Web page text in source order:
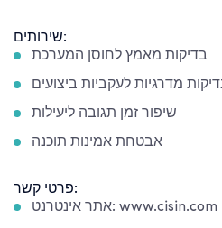
שירותים:
בדיקות מאמץ לחוסן המערכת
מדרגיות לעקביות ביצועים
שיפור זמן תגובה ליעילות
אבטחת אמינות תוכנה
פרטי קשר:
אתר אינטרנט: www.cisin.com